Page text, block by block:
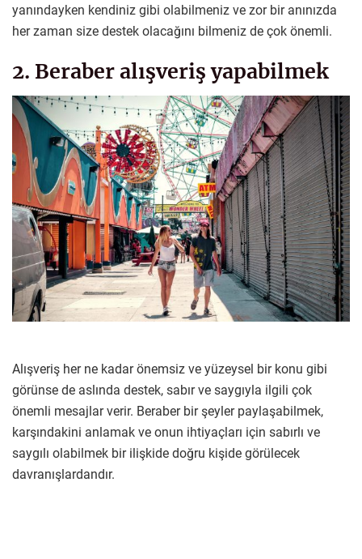
yanındayken kendiniz gibi olabilmeniz ve zor bir anınızda
her zaman size destek olacağını bilmeniz de çok önemli.
2. Beraber alışveriş yapabilmek
Alışveriş her ne kadar önemsiz ve yüzeysel bir konu gibi
görünse de aslında destek, sabır ve saygıyla ilgili çok
önemli mesajlar verir. Beraber bir şeyler paylaşabilmek,
karşındakini anlamak ve onun ihtiyaçları için sabırlı ve
saygılı olabilmek bir ilişkide doğru kişide görülecek
davranışlardandır.